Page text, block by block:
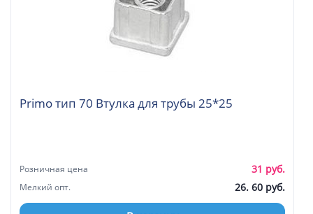
Primo тип 70 Втулка для трубы 25*25
Розничная цена 31 руб.
Мелкий опт. 26. 60 руб.